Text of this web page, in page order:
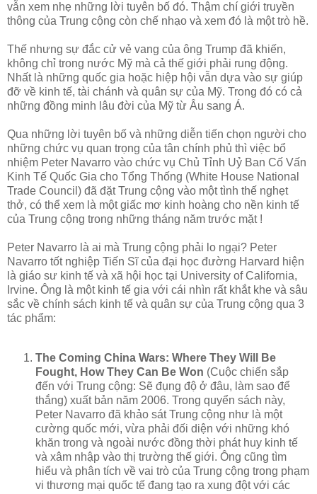
vẫn xem nhẹ những lời tuyên bố đó. Thậm chí giới truyền
thông của Trung cộng còn chế nhạo và xem đó là một trò hề.
Thế nhưng sự đắc cử vẻ vang của ông Trump đã khiến,
không chỉ trong nước Mỹ mà cả thế giới phải rung động.
Nhất là những quốc gia hoặc hiệp hội vẫn dựa vào sự giúp
đỡ về kinh tế, tài chánh và quân sự của Mỹ. Trong đó có cả
những đồng minh lâu đời của Mỹ từ Âu sang Á.
Qua những lời tuyên bố và những diễn tiến chọn người cho
những chức vụ quan trọng của tân chính phủ thì việc bổ
nhiệm Peter Navarro vào chức vụ Chủ Tỉnh Uỷ Ban Cố Vấn
Kinh Tế Quốc Gia cho Tổng Thống (White House National
Trade Council) đã đặt Trung cộng vào một tình thế nghẹt
thở, có thể xem là một giấc mơ kinh hoàng cho nền kinh tế
của Trung cộng trong những tháng năm trước mặt !
Peter Navarro là ai mà Trung cộng phải lo ngại? Peter
Navarro tốt nghiệp Tiến Sĩ của đại học đường Harvard hiện
là giáo sư kinh tế và xã hội học tại University of California,
Irvine. Ông là một kinh tế gia với cái nhìn rất khắt khe và sâu
sắc về chính sách kinh tế và quân sự của Trung cộng qua 3
tác phẩm:
The Coming China Wars: Where They Will Be
Fought, How They Can Be Won (Cuộc chiến sắp
đến với Trung cộng: Sẽ đụng độ ở đâu, làm sao để
thắng) xuất bản năm 2006. Trong quyển sách này,
Peter Navarro đã khảo sát Trung cộng như là một
cường quốc mới, vừa phải đối diện với những khó
khăn trong và ngoài nước đồng thời phát huy kinh tế
và xâm nhập vào thị trường thế giới. Ông cũng tìm
hiểu và phân tích về vai trò của Trung cộng trong phạm
vi thương mại quốc tế đang tạo ra xung đột với các